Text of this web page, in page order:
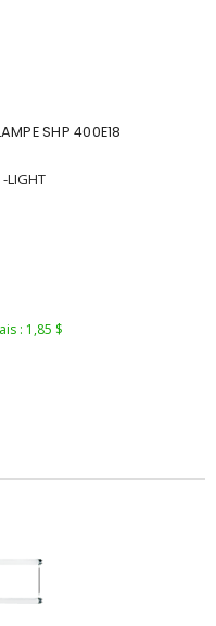
SHP 400E18
-LIGHT
: 1,85 $